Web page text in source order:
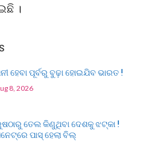
।
ହେବା ପୂର୍ବରୁ ବୁଢ଼ା ହୋଇଯିବ ଭାରତ !
8, 2026
ତେଲ କିଣୁଥିବା ଦେଶକୁ ଝଟ୍‌କା !
ପାସ୍ ହେଲା ବିଲ୍